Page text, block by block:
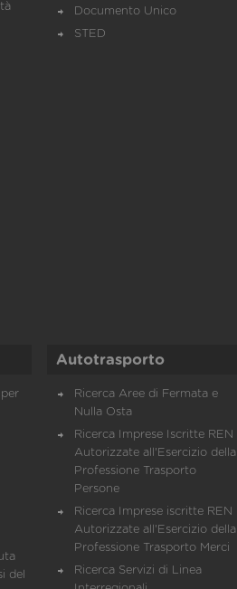
Documento Unico
STED
del
Autotrasporto
Ricerca Aree di Fermata e
Nulla Osta
Ricerca Imprese Iscritte REN
Autorizzate all'Esercizio della
Professione Trasporto
Persone
Ricerca Imprese iscritte REN
Autorizzate all'Esercizio della
Professione Trasporto Merci
Ricerca Servizi di Linea